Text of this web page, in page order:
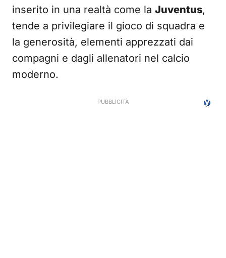
inserito in una realtà come la Juventus,
tende a privilegiare il gioco di squadra e
la generosità, elementi apprezzati dai
compagni e dagli allenatori nel calcio
moderno.